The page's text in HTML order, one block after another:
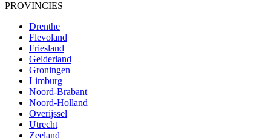
PROVINCIES
Drenthe
Flevoland
Friesland
Gelderland
Groningen
Limburg
Noord-Brabant
Noord-Holland
Overijssel
Utrecht
Zeeland